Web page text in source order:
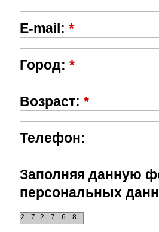
E-mail: *
Город: *
Возраст: *
Телефон:
Заполняя данную
персональных
7 2
2 6
7 8